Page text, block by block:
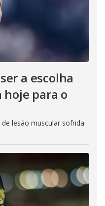
a escolha
hoje para o
lesão muscular sofrida